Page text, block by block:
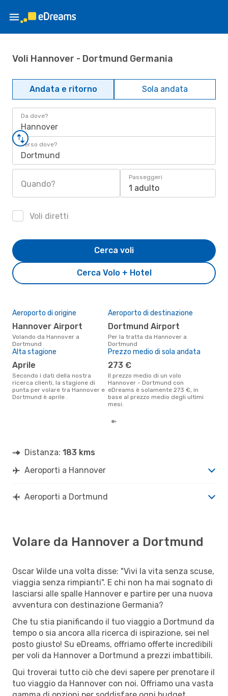
Voli Hannover - Dortmund Germania
Andata e ritorno Sola andata
Da dove?
Hannover
Verso dove?
Dortmund
Quando?
Passeggeri
1 adulto
Voli diretti
Cerca Volo + Hotel
Cerca voli
Aeroporto di origine
Hannover Airport
Volando da Hannover a
Dortmund
Aeroporto di destinazione
Dortmund Airport
Per la tratta da Hannover a
Dortmund
Alta stagione
aprile
Secondo i dati della nostra
ricerca clienti, la stagione di
punta per volare tra Hannover e
Dortmund è aprile .
Prezzo medio di sola andata
273 €
Il prezzo medio di un volo
Hannover - Dortmund con
eDreams è solamente 273 €, in
base al prezzo medio degli ultimi
mesi.
Distanza: 183 kms
Aeroporti a Hannover
Aeroporti a Dortmund
Volare da Hannover a Dortmund
Oscar Wilde una volta disse: "Vivi la vita senza scuse,
viaggia senza rimpianti". E chi non ha mai sognato di
lasciarsi alle spalle Hannover e partire per una nuova
avventura con destinazione Germania?
Che tu stia pianificando il tuo viaggio a Dortmund da
tempo o sia ancora alla ricerca di ispirazione, sei nel
posto giusto! Su eDreams, offriamo offerte incredibili
per voli da Hannover a Dortmund a prezzi imbattibili.
Qui troverai tutto ciò che devi sapere per prenotare il
tuo viaggio da Hannover con noi. Offriamo una vasta